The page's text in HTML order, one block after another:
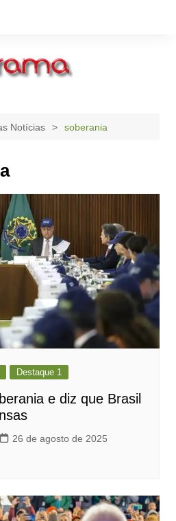
Notícias soberania
Destaque 1
e diz que Brasil
26 de agosto de 2025